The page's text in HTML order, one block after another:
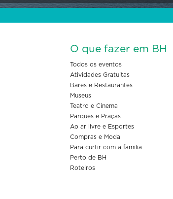
O que fazer em BH
Todos os eventos
Atividades Gratuitas
Bares e Restaurantes
Museus
Teatro e Cinema
Parques e Praças
Ao ar livre e Esportes
Compras e Moda
Para curtir com a familia
Perto de BH
Roteiros